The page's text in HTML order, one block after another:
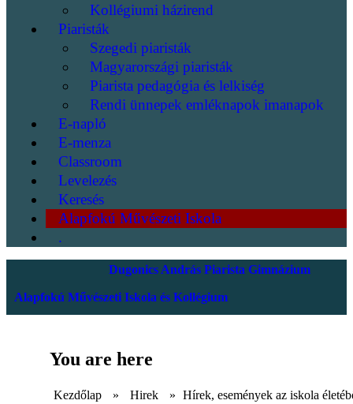
Kollégiumi házirend
Piaristák
Szegedi piaristák
Magyarországi piaristák
Piarista pedagógia és lelkiség
Rendi ünnepek emléknapok imanapok
E-napló
E-menza
Classroom
Levelezés
Keresés
Alapfokú Művészeti Iskola
.
Dugonics András Piarista Gimnázium
Alapfokú Művészeti Iskola és Kollégium
You are here
Kezdőlap » Hirek » Hírek, események az iskola